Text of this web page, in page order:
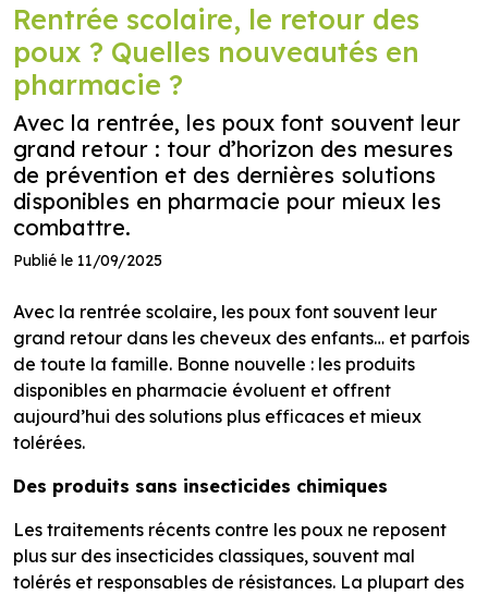
Rentrée scolaire, le retour des
poux ? Quelles nouveautés en
pharmacie ?
Avec la rentrée, les poux font souvent leur
grand retour : tour d’horizon des mesures
de prévention et des dernières solutions
disponibles en pharmacie pour mieux les
combattre.
Publié le 11/09/2025
Avec la rentrée scolaire, les poux font souvent leur
grand retour dans les cheveux des enfants… et parfois
de toute la famille. Bonne nouvelle : les produits
disponibles en pharmacie évoluent et offrent
aujourd’hui des solutions plus efficaces et mieux
tolérées.
Des produits sans insecticides chimiques
Les traitements récents contre les poux ne reposent
plus sur des insecticides classiques, souvent mal
tolérés et responsables de résistances. La plupart des